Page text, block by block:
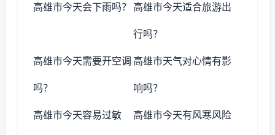
高雄市今天会下雨吗？ 高雄市今天适合旅游出
行吗？
高雄市今天需要开空调
吗？
高雄市天气对心情有影
响吗？
高雄市今天容易过敏 高雄市今天有风寒风险